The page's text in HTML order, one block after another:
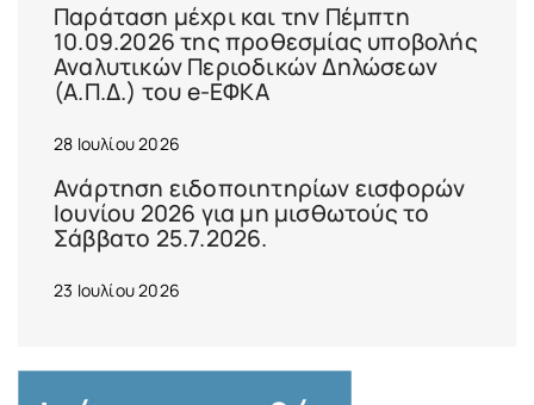
Παράταση μέχρι και την Πέμπτη
10.09.2026 της προθεσμίας υποβολής
Αναλυτικών Περιοδικών Δηλώσεων
(Α.Π.Δ.) του e-ΕΦΚΑ
28 Ιουλίου 2026
Ανάρτηση ειδοποιητηρίων εισφορών
Ιουνίου 2026 για μη μισθωτούς το
Σάββατο 25.7.2026.
23 Ιουλίου 2026